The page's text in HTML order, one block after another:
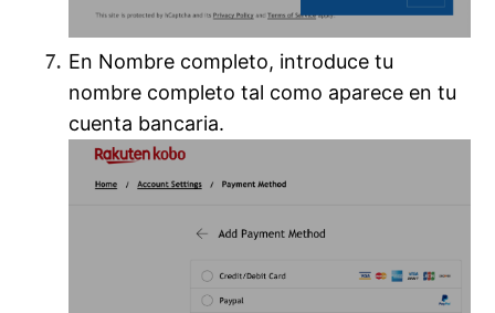
En Nombre completo, introduce tu
nombre completo tal como aparece en tu
cuenta bancaria.